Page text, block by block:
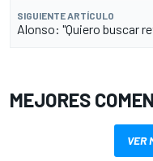
SIGUIENTE ARTÍCULO
Alonso: "Quiero buscar
MEJORES
VER